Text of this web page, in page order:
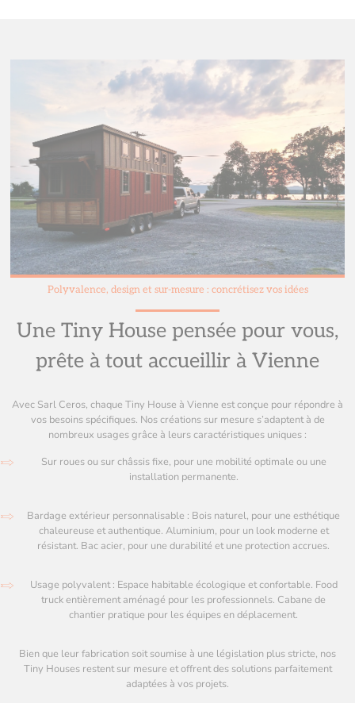
Polyvalence, design et sur-mesure : concrétisez vos idées
Une Tiny House pensée pour vous,
prête à tout accueillir à Vienne
Avec Sarl Ceros, chaque Tiny House à Vienne est conçue pour répondre à
vos besoins spécifiques. Nos créations sur mesure s’adaptent à de
nombreux usages grâce à leurs caractéristiques uniques :
Sur roues ou sur châssis fixe, pour une mobilité optimale ou une
installation permanente.
Bardage extérieur personnalisable : Bois naturel, pour une esthétique
chaleureuse et authentique. Aluminium, pour un look moderne et
résistant. Bac acier, pour une durabilité et une protection accrues.
Usage polyvalent : Espace habitable écologique et confortable. Food
truck entièrement aménagé pour les professionnels. Cabane de
chantier pratique pour les équipes en déplacement.
Bien que leur fabrication soit soumise à une législation plus stricte, nos
Tiny Houses restent sur mesure et offrent des solutions parfaitement
adaptées à vos projets.